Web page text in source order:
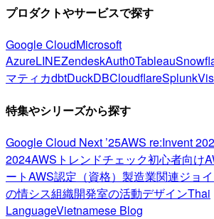
プロダクトやサービスで探す
Google CloudMicrosoft
AzureLINEZendeskAuth0Tableau
マティカdbtDuckDBCloudflareSplunk
特集やシリーズから探す
Google Cloud Next ’25AWS re:Invent
2024AWSトレンドチェック初心者向け
ートAWS認定（資格） 製造業関連ジョ
の情シス組織開発室の活動デザインThai
LanguageVietnamese Blog